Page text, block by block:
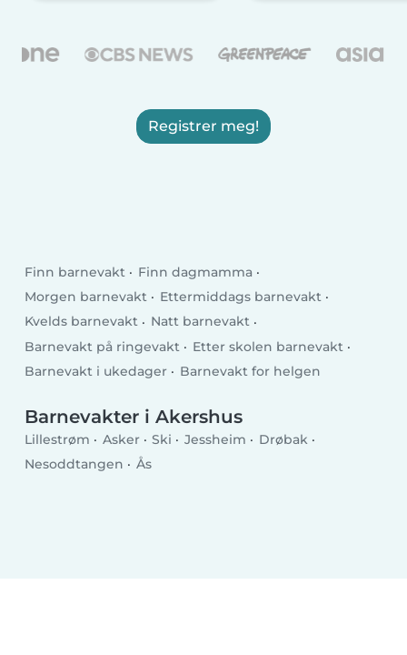
Registrer meg!
Finn barnevakt
Finn dagmamma
Morgen barnevakt
Ettermiddags barnevakt
Kvelds barnevakt
Natt barnevakt
Barnevakt på ringevakt
Etter skolen barnevakt
Barnevakt i ukedager
Barnevakt for helgen
Barnevakter i Akershus
Lillestrøm Asker Ski Jessheim
Drøbak
Nesoddtangen
Ås